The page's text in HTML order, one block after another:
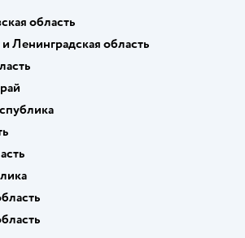
область
Ленинградская область